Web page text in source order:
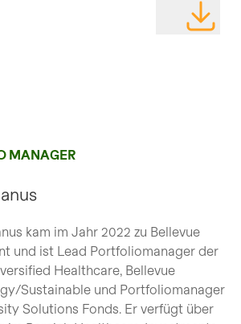
DATEI
MANAGER
kam im Jahr 2022 zu Bellevue
und ist Lead Portfoliomanager der
Healthcare, Bellevue
Sustainable und Portfoliomanager
Solutions Fonds. Er verfügt über